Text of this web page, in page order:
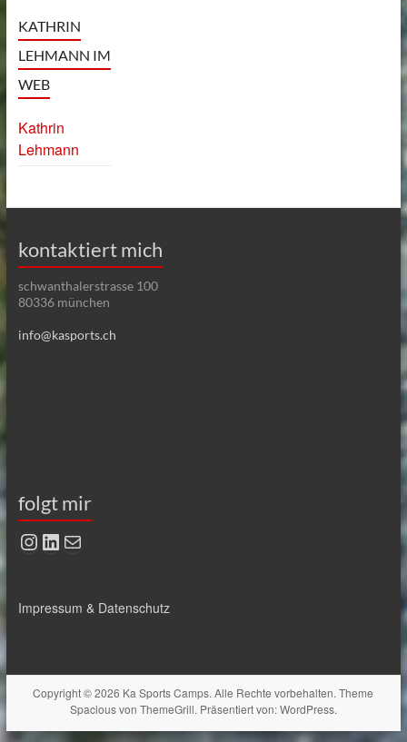
KATHRIN
LEHMANN IM
WEB
Kathrin
Lehmann
kontaktiert mich
schwanthalerstrasse 100
80336 münchen
info@kasports.ch
folgt mir
Instagram
LinkedIn
E-Mail
Impressum & Datenschutz
Copyright © 2026 Ka Sports Camps. Alle Rechte vorbehalten. Theme
Spaciousvon ThemeGrill. Präsentiert von:WordPress.